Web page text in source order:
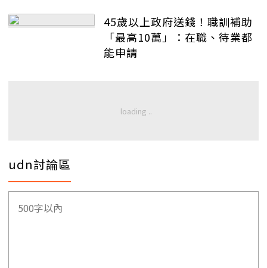
45歲以上政府送錢！職訓補助
「最高10萬」：在職、待業都
能申請
udn討論區